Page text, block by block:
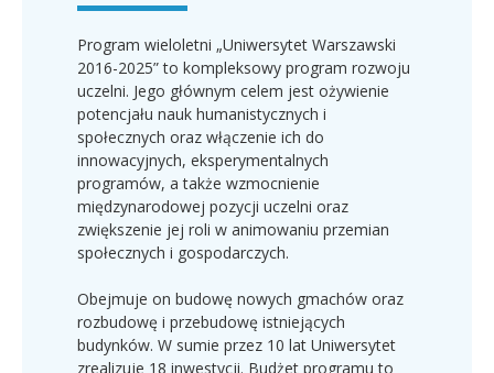
Program wieloletni „Uniwersytet Warszawski
2016-2025” to kompleksowy program rozwoju
uczelni. Jego głównym celem jest ożywienie
potencjału nauk humanistycznych i
społecznych oraz włączenie ich do
innowacyjnych, eksperymentalnych
programów, a także wzmocnienie
międzynarodowej pozycji uczelni oraz
zwiększenie jej roli w animowaniu przemian
społecznych i gospodarczych.
Obejmuje on budowę nowych gmachów oraz
rozbudowę i przebudowę istniejących
budynków. W sumie przez 10 lat Uniwersytet
zrealizuje 18 inwestycji. Budżet programu to